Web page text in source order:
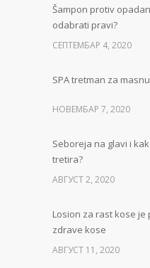
Šampon protiv
odabrati pravi?
СЕПТЕМБАР 4, 2020
SPA tretman za
НОВЕМБАР 7, 2020
Seboreja na glavi i
tretira?
АВГУСТ 2, 2020
Losion za rast kose je
zdrave kose
АВГУСТ 11, 2020